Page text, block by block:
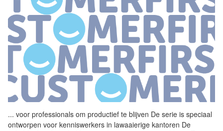
... voor professionals om productief te blijven De serie is speciaal
ontworpen voor kenniswerkers in lawaaierige kantoren De